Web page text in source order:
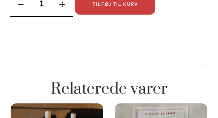
TILFØJ TIL KURV
Relaterede varer